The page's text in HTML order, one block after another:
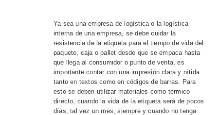
Ya sea una empresa de logística o la logística
interna de una empresa, se debe cuidar la
resistencia de la etiqueta para el tiempo de vida del
paquete, caja o pallet desde que se empaca hasta
que llega al consumidor o punto de venta, es
importante contar con una impresión clara y nítida
tanto en textos como en códigos de barras. Para
esto se deben utilizar materiales como térmico
directo, cuando la vida de la etiqueta será de pocos
días, tal vez un mes, siempre y cuando no tenga